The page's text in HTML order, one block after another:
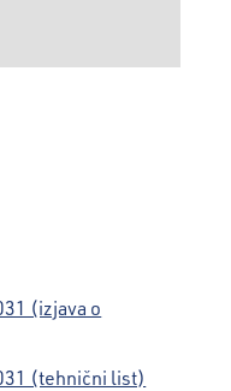
(izjava o
(tehnični list)